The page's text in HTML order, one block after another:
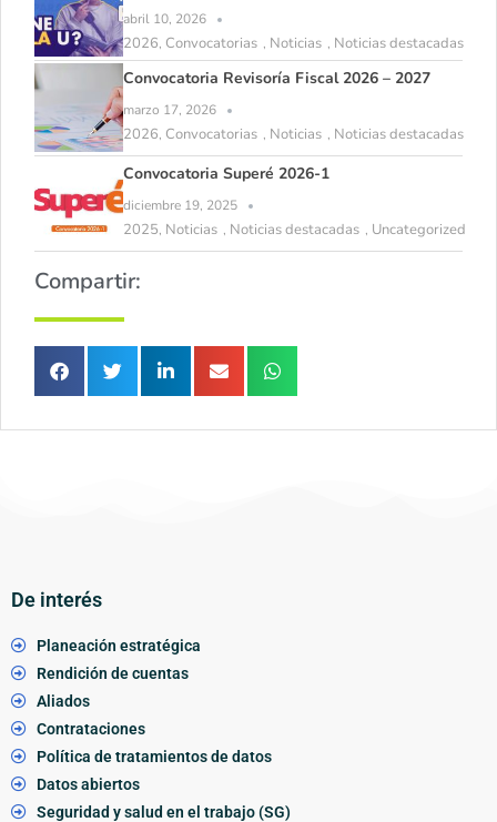
abril 10, 2026
2026, Convocatorias , Noticias , Noticias destacadas
Convocatoria Revisoría Fiscal 2026 – 2027
marzo 17, 2026
2026, Convocatorias , Noticias , Noticias destacadas
Convocatoria Superé 2026-1
diciembre 19, 2025
2025, Noticias , Noticias destacadas , Uncategorized
Compartir:
De interés
Planeación estratégica
Rendición de cuentas
Aliados
Contrataciones
Política de tratamientos de datos
Datos abiertos
Seguridad y salud en el trabajo (SG)